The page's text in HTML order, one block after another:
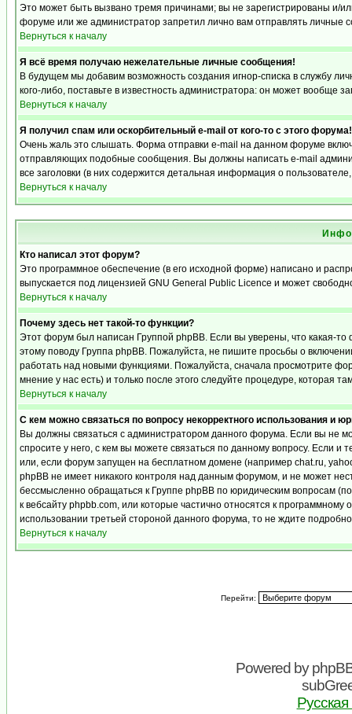
Это может быть вызвано тремя причинами; вы не зарегистрированы и/
форуме или же администратор запретил лично вам отправлять личные
Вернуться к началу
Я всё время получаю нежелательные личные сообщения!
В будущем мы добавим возможность создания игнор-списка в службу
кого-либо, поставьте в известность администратора: он может вообще
Вернуться к началу
Я получил спам или оскорбительный e-mail от кого-то с этого форума!
Очень жаль это слышать. Форма отправки e-mail на данном форуме
отправляющих подобные сообщения. Вы должны написать e-mail
все заголовки (в них содержится детальная информация о
Вернуться к началу
Кто написал этот форум?
Это программное обеспечение (в его исходной форме) написано и
выпускается под лицензией GNU General Public Licence и может
Вернуться к началу
Почему здесь нет такой-то функции?
Этот форум был написан Группой phpBB. Если вы уверены, что какая-
этому поводу Группа phpBB. Пожалуйста, не пишите просьбы о
работать над новыми функциями. Пожалуйста, сначала просмотрите
мнение у нас есть) и только после этого следуйте процедуре, которая
Вернуться к началу
С кем можно связаться по вопросу некорректного использования и
Вы должны связаться с администратором данного форума. Если вы не
спросите у него, с кем вы можете связаться по данному вопросу. Если
или, если форум запущен на бесплатном домене (например chat.ru,
phpBB не имеет никакого контроля над данным форумом, и не может
бессмысленно обращаться к Группе phpBB по юридическим вопросам
к вебсайту phpbb.com, или которые частично относятся к
использовании третьей стороной данного форума, то не ждите
Вернуться к началу
Перейти:
Powered by